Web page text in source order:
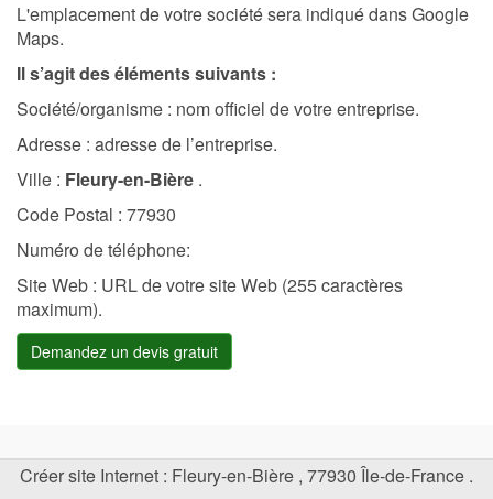
L'emplacement de votre société sera indiqué dans Google
Maps.
Il s’agit des éléments suivants :
Société/organisme : nom officiel de votre entreprise.
Adresse : adresse de l’entreprise.
Ville : Fleury-en-Bière .
Code Postal : 77930
Numéro de téléphone:
Site Web : URL de votre site Web (255 caractères
maximum).
Demandez un devis gratuit
Créer site Internet : Fleury-en-Bière , 77930 Île-de-France .